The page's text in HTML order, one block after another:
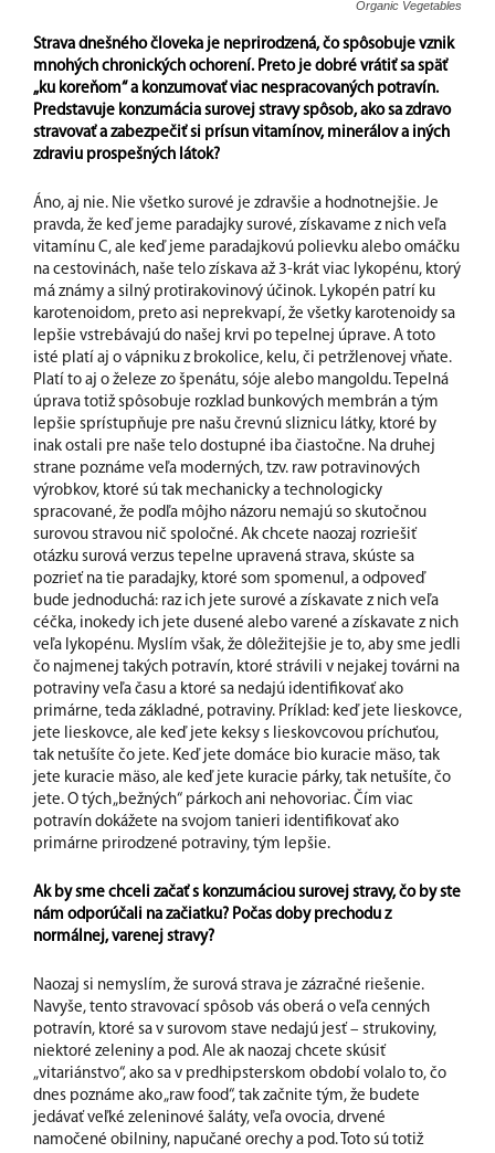
Organic Vegetables
Strava dnešného človeka je neprirodzená, čo spôsobuje vznik
mnohých chronických ochorení. Preto je dobré vrátiť sa späť
„ku koreňom“ a konzumovať viac nespracovaných potravín.
Predstavuje konzumácia surovej stravy spôsob, ako sa zdravo
stravovať a zabezpečiť si prísun vitamínov, minerálov a iných
zdraviu prospešných látok?
Áno, aj nie. Nie všetko surové je zdravšie a hodnotnejšie. Je
pravda, že keď jeme paradajky surové, získavame z nich veľa
vitamínu C, ale keď jeme paradajkovú polievku alebo omáčku
na cestovinách, naše telo získava až 3-krát viac lykopénu, ktorý
má známy a silný protirakovinový účinok. Lykopén patrí ku
karotenoidom, preto asi neprekvapí, že všetky karotenoidy sa
lepšie vstrebávajú do našej krvi po tepelnej úprave. A toto
isté platí aj o vápniku z brokolice, kelu, či petržlenovej vňate.
Platí to aj o železe zo špenátu, sóje alebo mangoldu. Tepelná
úprava totiž spôsobuje rozklad bunkových membrán a tým
lepšie sprístupňuje pre našu črevnú sliznicu látky, ktoré by
inak ostali pre naše telo dostupné iba čiastočne. Na druhej
strane poznáme veľa moderných, tzv. raw potravinových
výrobkov, ktoré sú tak mechanicky a technologicky
spracované, že podľa môjho názoru nemajú so skutočnou
surovou stravou nič spoločné. Ak chcete naozaj rozriešiť
otázku surová verzus tepelne upravená strava, skúste sa
pozrieť na tie paradajky, ktoré som spomenul, a odpoveď
bude jednoduchá: raz ich jete surové a získavate z nich veľa
céčka, inokedy ich jete dusené alebo varené a získavate z nich
veľa lykopénu. Myslím však, že dôležitejšie je to, aby sme jedli
čo najmenej takých potravín, ktoré strávili v nejakej továrni na
potraviny veľa času a ktoré sa nedajú identifikovať ako
primárne, teda základné, potraviny. Príklad: keď jete lieskovce,
jete lieskovce, ale keď jete keksy s lieskovcovou príchuťou,
tak netušíte čo jete. Keď jete domáce bio kuracie mäso, tak
jete kuracie mäso, ale keď jete kuracie párky, tak netušíte, čo
jete. O tých „bežných“ párkoch ani nehovoriac. Čím viac
potravín dokážete na svojom tanieri identifikovať ako
primárne prirodzené potraviny, tým lepšie.
Ak by sme chceli začať s konzumáciou surovej stravy, čo by ste
nám odporúčali na začiatku? Počas doby prechodu z
normálnej, varenej stravy?
Naozaj si nemyslím, že surová strava je zázračné riešenie.
Navyše, tento stravovací spôsob vás oberá o veľa cenných
potravín, ktoré sa v surovom stave nedajú jesť – strukoviny,
niektoré zeleniny a pod. Ale ak naozaj chcete skúsiť
„vitariánstvo“, ako sa v predhipsterskom období volalo to, čo
dnes poznáme ako „raw food“, tak začnite tým, že budete
jedávať veľké zeleninové šaláty, veľa ovocia, drvené
namočené obilniny, napučané orechy a pod. Toto sú totiž